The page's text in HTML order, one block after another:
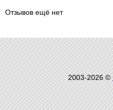
Отзывов ещё нет
2003-2026 ©